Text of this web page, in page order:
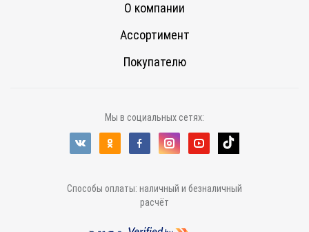
О компании
Ассортимент
Покупателю
Мы в социальных сетях:
Способы оплаты: наличный и безналичный
расчёт